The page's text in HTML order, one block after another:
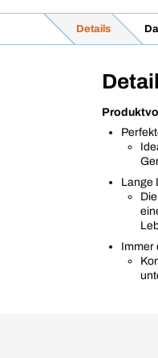
Details
Lange
Immer